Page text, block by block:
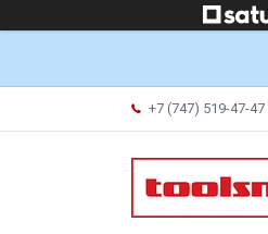
+7 (747) 519-47-47